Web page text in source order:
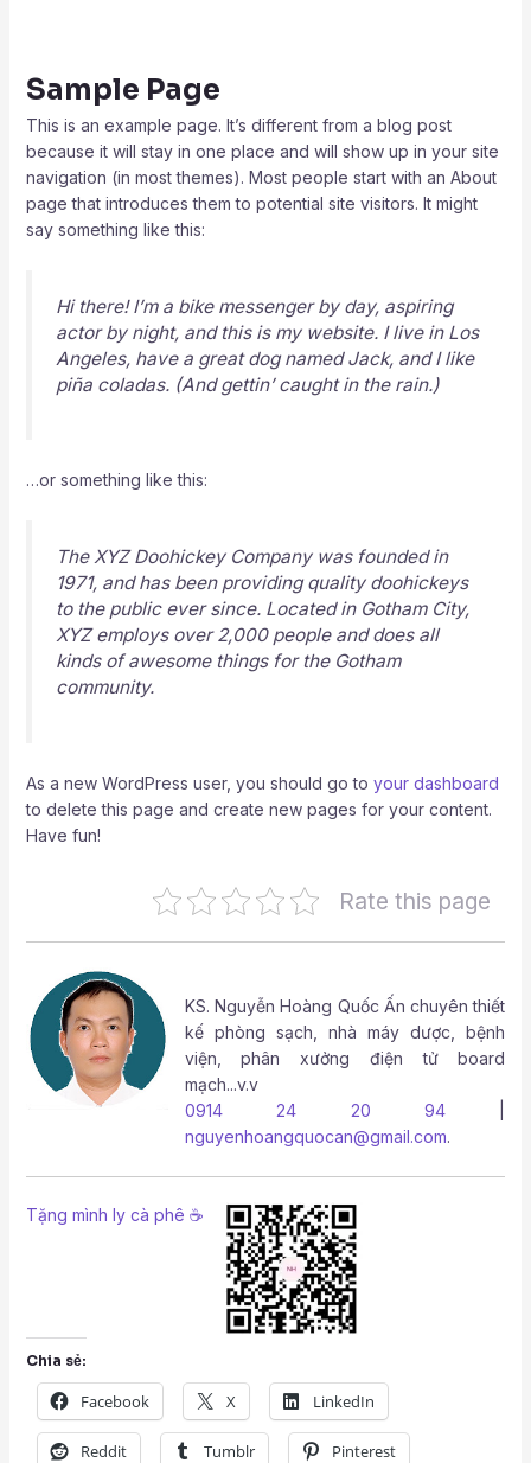
Sample Page
This is an example page. It’s different from a blog post
because it will stay in one place and will show up in your site
navigation (in most themes). Most people start with an About
page that introduces them to potential site visitors. It might
say something like this:
Hi there! I’m a bike messenger by day, aspiring
actor by night, and this is my website. I live in Los
Angeles, have a great dog named Jack, and I like
piña coladas. (And gettin’ caught in the rain.)
…or something like this:
The XYZ Doohickey Company was founded in
1971, and has been providing quality doohickeys
to the public ever since. Located in Gotham City,
XYZ employs over 2,000 people and does all
kinds of awesome things for the Gotham
community.
As a new WordPress user, you should go to your dashboard
to delete this page and create new pages for your content.
Have fun!
Rate this page
KS. Nguyễn Hoàng Quốc Ấnchuyên thiết
kế phòng sạch, nhà máy dược, bệnh
viện, phân xưởng điện tử board
mạch...v.v
0914 24 20 94|
nguyenhoangquocan@gmail.com.
Tặng mình ly cà phê ☕
Chia sẻ:
Facebook X LinkedIn
Reddit Tumblr Pinterest